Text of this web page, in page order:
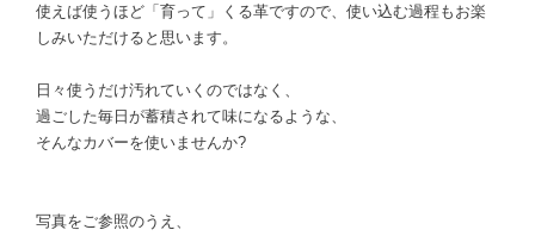
使えば使うほど「育って」くる革ですので、使い込む過程もお楽
しみいただけると思います。
日々使うだけ汚れていくのではなく、
過ごした毎日が蓄積されて味になるような、
そんなカバーを使いませんか?
写真をご参照のうえ、